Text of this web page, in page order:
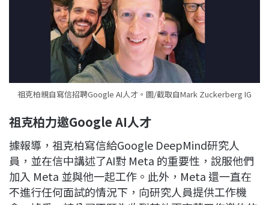
祖克柏親自寫信招聘Google AI人才。圖/截取自Mark Zuckerberg IG
祖克柏力邀Google AI人才
據報導，祖克柏寫信給Google DeepMind研究人
員，並在信中講述了AI對 Meta 的重要性，說服他們
加入 Meta 並與他一起工作。此外，Meta 還一直在
不進行任何面試的情況下，向研究人員提供工作機